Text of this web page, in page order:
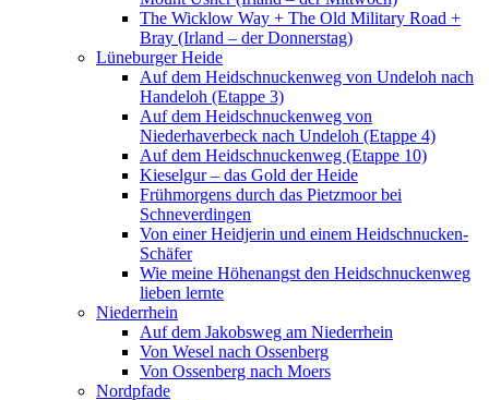
The Wicklow Way + The Old Military Road +
Bray (Irland – der Donnerstag)
Lüneburger Heide
Auf dem Heidschnuckenweg von Undeloh nach
Handeloh (Etappe 3)
Auf dem Heidschnuckenweg von
Niederhaverbeck nach Undeloh (Etappe 4)
Auf dem Heidschnuckenweg (Etappe 10)
Kieselgur – das Gold der Heide
Frühmorgens durch das Pietzmoor bei
Schneverdingen
Von einer Heidjerin und einem Heidschnucken-
Schäfer
Wie meine Höhenangst den Heidschnuckenweg
lieben lernte
Niederrhein
Auf dem Jakobsweg am Niederrhein
Von Wesel nach Ossenberg
Von Ossenberg nach Moers
Nordpfade